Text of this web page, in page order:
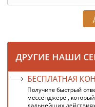
ДРУГИЕ НАШИ
БЕСПЛАТНАЯ
Получите быстрый
мессенджере ,
дальнейших